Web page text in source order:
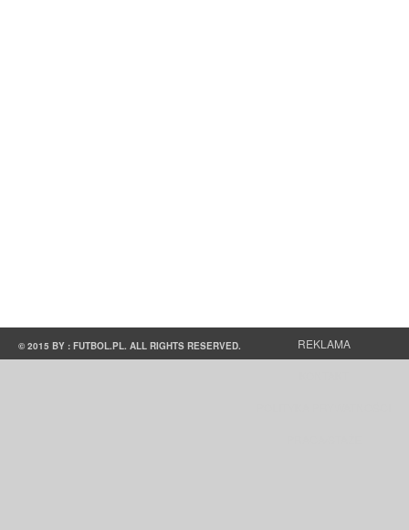
© 2015 BY : FUTBOL.PL. ALL RIGHTS RESERVED. REKLAMA